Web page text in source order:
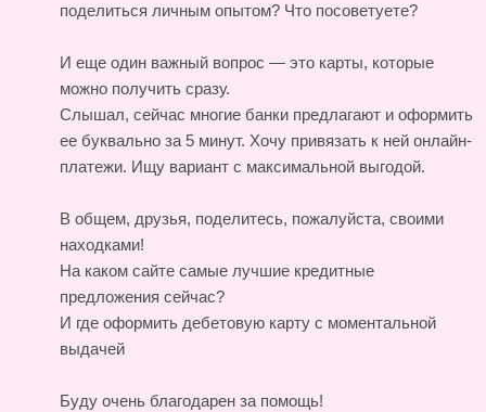
поделиться личным опытом? Что посоветуете?
И еще один важный вопрос — это карты, которые
можно получить сразу.
Слышал, сейчас многие банки предлагают и оформить
ее буквально за 5 минут. Хочу привязать к ней онлайн-
платежи. Ищу вариант с максимальной выгодой.
В общем, друзья, поделитесь, пожалуйста, своими
находками!
На каком сайте самые лучшие кредитные
предложения сейчас?
И где оформить дебетовую карту с моментальной
выдачей
Буду очень благодарен за помощь!